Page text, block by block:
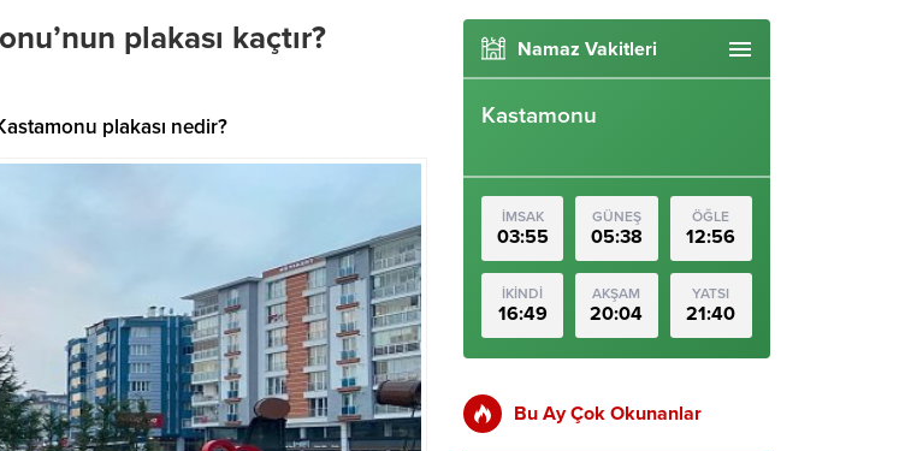
plakası kaçtır?
plakası nedir?
Namaz Vakitleri
Kastamonu
İMSAK
03:55
GÜNEŞ
05:38
ÖĞLE
12:56
İKİNDİ
16:49
AKŞAM
20:04
YATSI
21:40
Bu Ay Çok Okunanlar